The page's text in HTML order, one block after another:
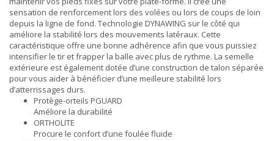
sensation de renforcement lors des volées ou lors de coups de loin
depuis la ligne de fond. Technologie DYNAWING sur le côté qui
améliore la stabilité lors des mouvements latéraux. Cette
caractéristique offre une bonne adhérence afin que vous puissiez
intensifier le tir et frapper la balle avec plus de rythme. La semelle
extérieure est également dotée d’une construction de talon séparée
pour vous aider à bénéficier d’une meilleure stabilité lors
d’atterrissages durs.
Protège-orteils PGUARD
Améliore la durabilité
ORTHOLITE
Procure le confort d’une foulée fluide